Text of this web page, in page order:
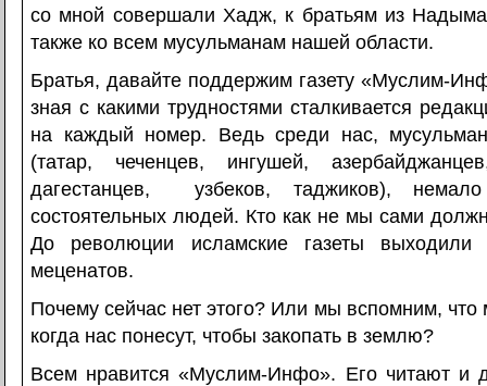
со мной совершали Хадж, к братьям из
также ко всем мусульманам нашей области.
Братья, давайте поддержим газету «Муслим-
зная с какими трудностями сталкивается
на каждый номер. Ведь среди нас,
(татар, чеченцев, ингушей,
дагестанцев, узбеков, таджиков), немало
состоятельных людей. Кто как не мы сами
До революции исламские газеты выходили
меценатов.
Почему сейчас нет этого? Или мы вспомним, что
когда нас понесут, чтобы закопать в землю?
Всем нравится «Муслим-Инфо». Его читают и